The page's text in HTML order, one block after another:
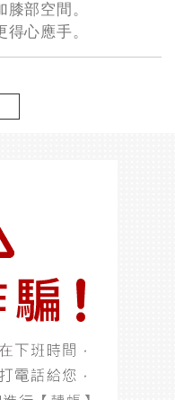
部空間。
得心應手。